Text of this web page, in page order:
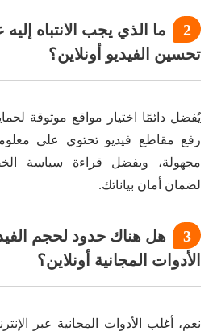
2
ما الذي يجب الانتباه
تحسين الفيديو أونلاين؟
يُفضل دائمًا اختيار مواقع موثوقة
رفع مقاطع فيديو تحتوي على
مجهولة، ويفضل قراءة سياسة
لضمان أمان بياناتك.
3
هل هناك حدود لحجم
الأدوات المجانية أونلاين؟
نعم، أغلب الأدوات المجانية عبر